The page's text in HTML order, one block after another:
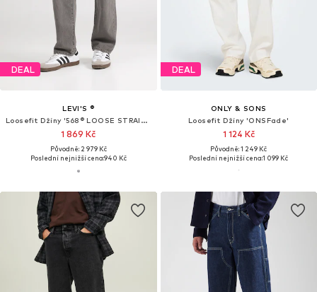
DEAL
LEVI'S ®
Loosefit Džíny '568® LOOSE STRAIGHT'
1 869 Kč
Původně: 2 979 Kč
Poslední nejnižší cena:940 Kč
DEAL
ONLY & SONS
Loosefit Džíny 'ONSFade'
1 124 Kč
Původně: 1 249 Kč
Poslední nejnižší cena:1 099 Kč